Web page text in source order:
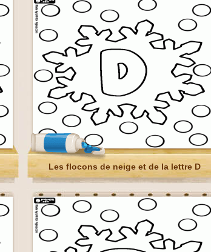
Les flocons de neige et de la lettre D